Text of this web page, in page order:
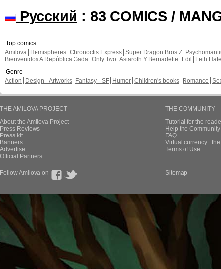
Русский : 83 COMICS /
Top comics
Amilova
Hemispheres Chronoctis Express Super Dragon Bros Z
Bienvenidos A República Gada Only Two Astaroth Y Bernadette Edil
Leth Hate
Genre
Action
Design - Artworks Fantasy - SF Humor Children's books Romance
THE AMILOVA PROJECT
About the Amilova Project
Press Reviews
Press kit
Banners
Advertise
Official Partners
THE COMMUNITY
Tutorial for the
Help the
FAQ
Virtual currency :
Terms of Use
Follow Amilova on Sitemap